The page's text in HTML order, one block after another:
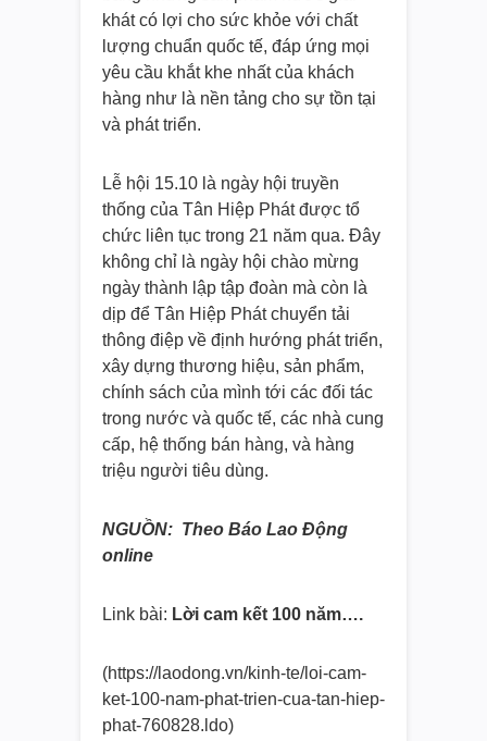
khát có lợi cho sức khỏe với chất
lượng chuẩn quốc tế, đáp ứng mọi
yêu cầu khắt khe nhất của khách
hàng như là nền tảng cho sự tồn tại
và phát triển.
Lễ hội 15.10 là ngày hội truyền
thống của Tân Hiệp Phát được tổ
chức liên tục trong 21 năm qua. Đây
không chỉ là ngày hội chào mừng
ngày thành lập tập đoàn mà còn là
dịp để Tân Hiệp Phát chuyển tải
thông điệp về định hướng phát triển,
xây dựng thương hiệu, sản phẩm,
chính sách của mình tới các đối tác
trong nước và quốc tế, các nhà cung
cấp, hệ thống bán hàng, và hàng
triệu người tiêu dùng.
NGUỒN: Theo Báo Lao Động
online
Link bài: Lời cam kết 100 năm….
(https://laodong.vn/kinh-te/ loi-cam-
ket-100-nam-phat-trien-cua-tan-hiep-
phat-760828.ldo)